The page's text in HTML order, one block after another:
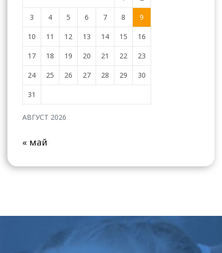
АВГУСТ 2026
3 4 5 6 7 8 9
10 11 12 13 14 15 16
17 18 19 20 21 22 23
24 25 26 27 28 29 30
31
« май